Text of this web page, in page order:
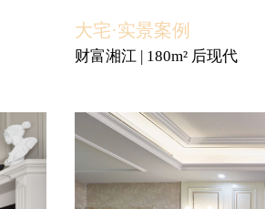
大宅·实景案例
财富湘江 | 180m² 后现代